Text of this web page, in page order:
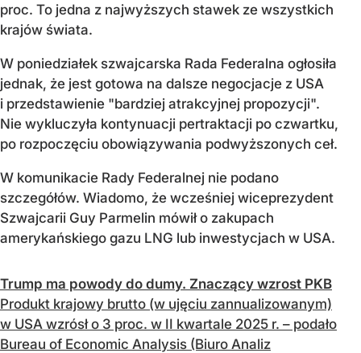
proc. To jedna z najwyższych stawek ze wszystkich
krajów świata.
W poniedziałek szwajcarska Rada Federalna ogłosiła
jednak, że jest gotowa na dalsze negocjacje z USA
i przedstawienie "bardziej atrakcyjnej propozycji".
Nie wykluczyła kontynuacji pertraktacji po czwartku,
po rozpoczęciu obowiązywania podwyższonych ceł.
W komunikacie Rady Federalnej nie podano
szczegółów. Wiadomo, że wcześniej wiceprezydent
Szwajcarii Guy Parmelin mówił o zakupach
amerykańskiego gazu LNG lub inwestycjach w USA.
Trump ma powody do dumy. Znaczący wzrost PKB
Produkt krajowy brutto (w ujęciu zannualizowanym)
w USA wzrósł o 3 proc. w II kwartale 2025 r. – podało
Bureau of Economic Analysis (Biuro Analiz